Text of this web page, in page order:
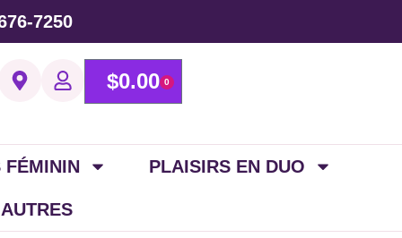
7250
$0.00 0
FÉMININ PLAISIRS EN DUO